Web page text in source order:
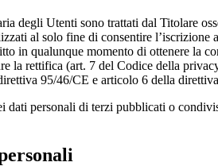
degli Utenti sono trattati dal Titolare
al solo fine di consentire l’iscrizione
in qualunque momento di ottenere la
la rettifica (art. 7 del Codice della
95/46/CE e articolo 6 della
dati personali di terzi pubblicati o